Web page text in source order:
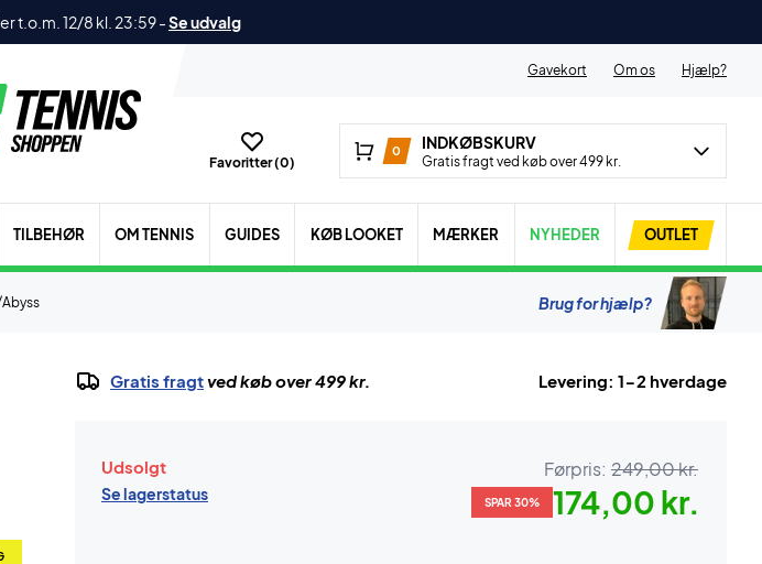
t.o.m. 12/8 kl. 23:59-Se udvalg
Gavekort Om os Hjælp?
Favoritter (0)
0 INDKØBSKURV
Gratis fragt ved køb over 499 kr.
TILBEHØR OM TENNIS GUIDES KØB LOOKET MÆRKER NYHEDER OUTLET
Brug for hjælp?
Gratis fragtved køb over 499 kr. Levering: 1-2 hverdage
Udsolgt
Se lagerstatus
Førpris: 249,00 kr.
SPAR 30% 174,00 kr.